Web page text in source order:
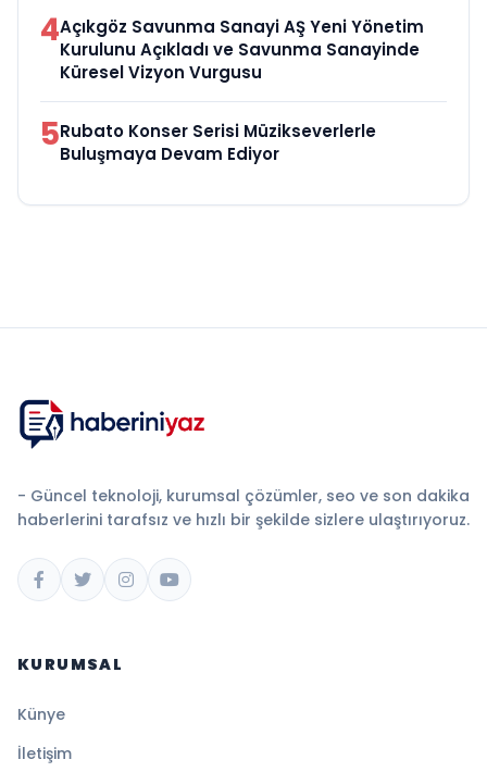
4Açıkgöz Savunma Sanayi AŞ Yeni Yönetim
Kurulunu Açıkladı ve Savunma Sanayinde
Küresel Vizyon Vurgusu
5Rubato Konser Serisi Müzikseverlerle
Buluşmaya Devam Ediyor
- Güncel teknoloji, kurumsal çözümler, seo ve son dakika
haberlerini tarafsız ve hızlı bir şekilde sizlere ulaştırıyoruz.
KURUMSAL
Künye
İletişim